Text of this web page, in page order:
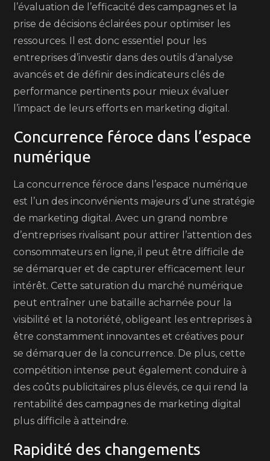
l’évaluation de l’efficacité des campagnes et la
prise de décisions éclairées pour optimiser les
ressources. Il est donc essentiel pour les
entreprises d’investir dans des outils d’analyse
avancés et de définir des indicateurs clés de
performance pertinents pour mieux évaluer
l’impact de leurs efforts en marketing digital.
Concurrence féroce dans l’espace
numérique
La concurrence féroce dans l’espace numérique
est l’un des inconvénients majeurs d’une stratégie
de marketing digital. Avec un grand nombre
d’entreprises rivalisant pour attirer l’attention des
consommateurs en ligne, il peut être difficile de
se démarquer et de capturer efficacement leur
intérêt. Cette saturation du marché numérique
peut entraîner une bataille acharnée pour la
visibilité et la notoriété, obligeant les entreprises à
être constamment innovantes et créatives pour
se démarquer de la concurrence. De plus, cette
compétition intense peut également conduire à
des coûts publicitaires plus élevés, ce qui rend la
rentabilité des campagnes de marketing digital
plus difficile à atteindre.
Rapidité des changements